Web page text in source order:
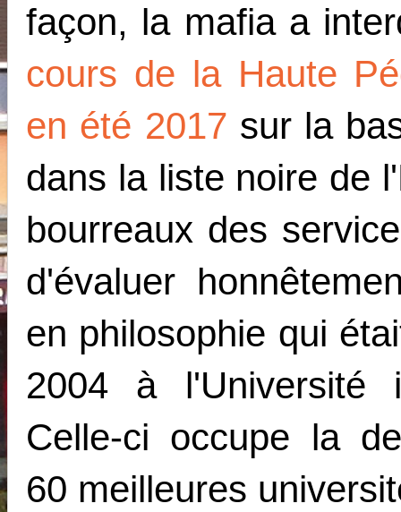
façon, la mafia a
cours de la Haute
en été 2017 sur la
dans la liste noire de
bourreaux des
d'évaluer
en philosophie qui
2004 à l'Université
Celle-ci occupe la
60 meilleures